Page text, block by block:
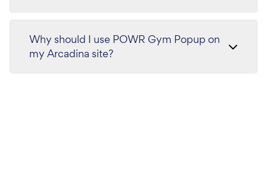
Why should I use POWR Gym Popup on
my Arcadina site?